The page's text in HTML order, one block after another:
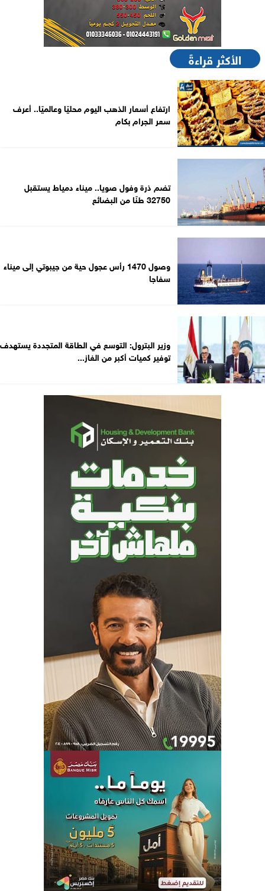
الأكثر قراءةً
ارتفاع أسعار الذهب اليوم محليًا وعالميًا.. أعرف
سعر الجرام بكام
تضم ذرة وفول صويا.. ميناء دمياط يستقبل
32750 طنًا من البضائع
وصول 1470 رأس عجول حية من جيبوتي إلى ميناء
سفاجا
وزير البترول: التوسع في الطاقة المتجددة يستهدف
توفير كميات أكبر من الغاز...